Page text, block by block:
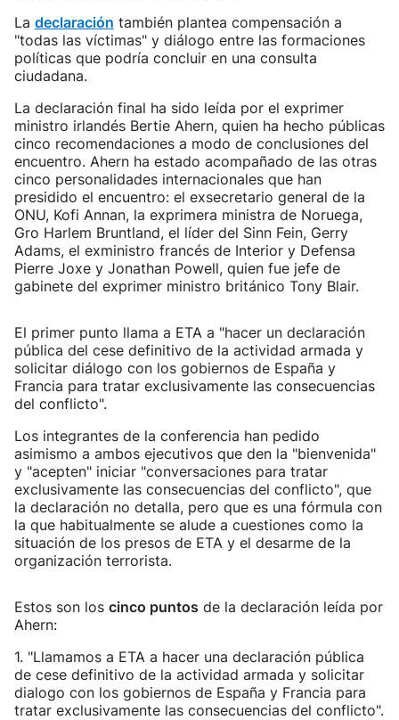
La declaración también plantea compensación a
"todas las víctimas" y diálogo entre las formaciones
políticas que podría concluir en una consulta
ciudadana.
La declaración final ha sido leída por el exprimer
ministro irlandés Bertie Ahern, quien ha hecho públicas
cinco recomendaciones a modo de conclusiones del
encuentro. Ahern ha estado acompañado de las otras
cinco personalidades internacionales que han
presidido el encuentro: el exsecretario general de la
ONU, Kofi Annan, la exprimera ministra de Noruega,
Gro Harlem Bruntland, el líder del Sinn Fein, Gerry
Adams, el exministro francés de Interior y Defensa
Pierre Joxe y Jonathan Powell, quien fue jefe de
gabinete del exprimer ministro británico Tony Blair.
El primer punto llama a ETA a "hacer un declaración
pública del cese definitivo de la actividad armada y
solicitar diálogo con los gobiernos de España y
Francia para tratar exclusivamente las consecuencias
del conflicto".
Los integrantes de la conferencia han pedido
asimismo a ambos ejecutivos que den la "bienvenida"
y "acepten" iniciar "conversaciones para tratar
exclusivamente las consecuencias del conflicto", que
la declaración no detalla, pero que es una fórmula con
la que habitualmente se alude a cuestiones como la
situación de los presos de ETA y el desarme de la
organización terrorista.
Estos son los cinco puntos de la declaración leída por
Ahern:
1. "Llamamos a ETA a hacer una declaración pública
de cese definitivo de la actividad armada y solicitar
dialogo con los gobiernos de España y Francia para
tratar exclusivamente las consecuencias del conflicto".